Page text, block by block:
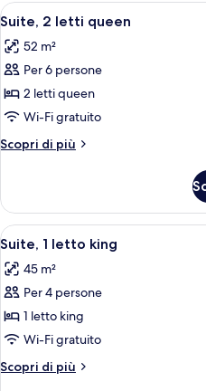
Apri
tutte
le
foto
per
Suite,
2
letti
8
Suite, 2 letti queen
52 m²
Per 6 persone
2 letti queen
Wi-Fi gratuito
Scopri di più
Altri
2
letti
queen
Apri
tutte
le
foto
per
Suite,
1
letto
8
Suite, 1 letto king
45 m²
Per 4 persone
1 letto king
Wi-Fi gratuito
Scopri di più
Altri